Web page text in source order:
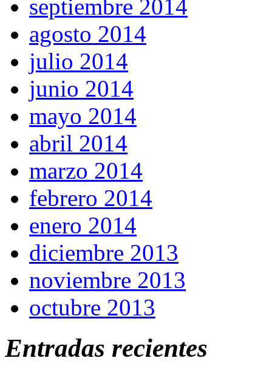
septiembre 2014
agosto 2014
julio 2014
junio 2014
mayo 2014
abril 2014
marzo 2014
febrero 2014
enero 2014
diciembre 2013
noviembre 2013
octubre 2013
Entradas recientes